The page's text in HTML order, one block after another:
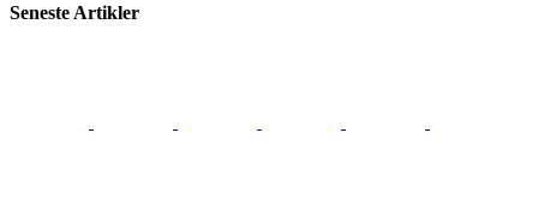
Seneste Artikler